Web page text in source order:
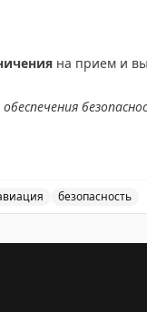
на прием и
безопасность